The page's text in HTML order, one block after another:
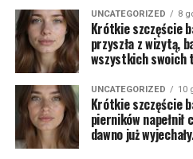
UNCATEGORIZED 8
Krótkie szczęście
przyszła z wizytą,
wszystkich swoich
UNCATEGORIZED 10
Krótkie szczęście
pierników napełnił
dawno już